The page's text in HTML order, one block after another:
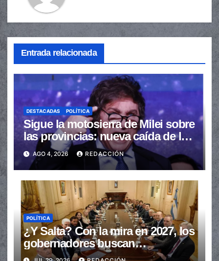
Entrada relacionada
DESTACADAS POLÍTICA
Sigue la motosierra de Milei sobre
las provincias: nueva caída de las
transferencias no automáticas
AGO 4, 2026 REDACCIÓN
POLÍTICA
¿Y Salta? Con la mira en 2027, los
gobernadores buscan
provincializar la elección